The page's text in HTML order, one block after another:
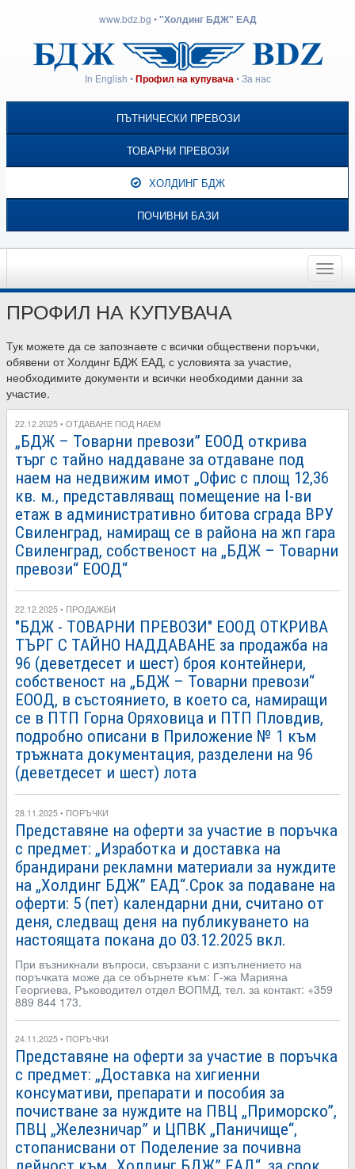
www.bdz.bg •"Холдинг БДЖ" ЕАД
In English •Профил на купувача •За нас
ПЪТНИЧЕСКИ ПРЕВОЗИ
ТОВАРНИ ПРЕВОЗИ
ХОЛДИНГ БДЖ
ПОЧИВНИ БАЗИ
Toggle
ПРОФИЛ НА КУПУВАЧА
Тук можете да се запознаете с всички обществени поръчки,
обявени от Холдинг БДЖ ЕАД, с условията за участие,
необходимите документи и всички необходими данни за
участие.
22.12.2025 • ОТДАВАНЕ ПОД НАЕМ
„БДЖ – Товарни превози” ЕООД открива
търг с тайно наддаване за отдаване под
наем на недвижим имот „Офис с площ 12,36
кв. м., представляващ помещение на І-ви
етаж в административно битова сграда ВРУ
Свиленград, намиращ се в района на жп гара
Свиленград, собственост на „БДЖ – Товарни
превози“ ЕООД“
22.12.2025 • ПРОДАЖБИ
"БДЖ - ТОВАРНИ ПРЕВОЗИ" ЕООД ОТКРИВА
ТЪРГ С ТАЙНО НАДДАВАНЕ за продажба на
96 (деветдесет и шест) броя контейнери,
собственост на „БДЖ – Товарни превози“
ЕООД, в състоянието, в което са, намиращи
се в ПТП Горна Оряховица и ПТП Пловдив,
подробно описани в Приложение № 1 към
тръжната документация, разделени на 96
(деветдесет и шест) лота
28.11.2025 • ПОРЪЧКИ
Представяне на оферти за участие в поръчка
с предмет: „Изработка и доставка на
брандирани рекламни материали за нуждите
на „Холдинг БДЖ” ЕАД“.Срок за подаване на
оферти: 5 (пет) календарни дни, считано от
деня, следващ деня на публикуването на
настоящата покана до 03.12.2025 вкл.
При възникнали въпроси, свързани с изпълнението на
поръчката може да се обърнете към: Г-жа Марияна
Георгиева, Ръководител отдел ВОПМД, тел. за контакт: +359
889 844 173.
24.11.2025 • ПОРЪЧКИ
Представяне на оферти за участие в поръчка
с предмет: „Доставка на хигиенни
консумативи, препарати и пособия за
почистване за нуждите на ПВЦ „Приморско”,
ПВЦ „Железничар” и ЦПВК „Паничище“,
стопанисвани от Поделение за почивна